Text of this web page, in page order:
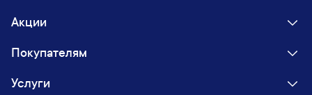
Акции
Покупателям
Услуги